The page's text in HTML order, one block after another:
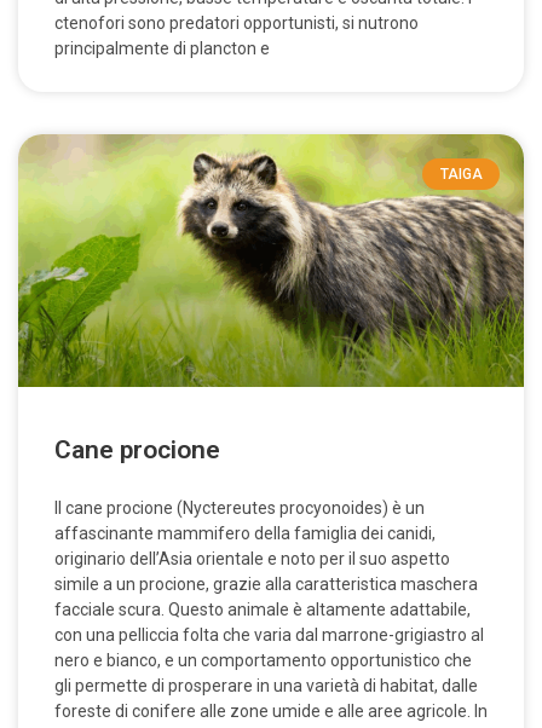
ctenofori sono predatori opportunisti, si nutrono
principalmente di plancton e
TAIGA
Cane procione
Il cane procione (Nyctereutes procyonoides) è un
affascinante mammifero della famiglia dei canidi,
originario dell’Asia orientale e noto per il suo aspetto
simile a un procione, grazie alla caratteristica maschera
facciale scura. Questo animale è altamente adattabile,
con una pelliccia folta che varia dal marrone-grigiastro al
nero e bianco, e un comportamento opportunistico che
gli permette di prosperare in una varietà di habitat, dalle
foreste di conifere alle zone umide e alle aree agricole. In